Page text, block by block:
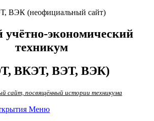
учётно-экономический
техникум
ВКЭТ, ВЭТ, ВЭК)
сайт, посвящённый истории техникума
Меню